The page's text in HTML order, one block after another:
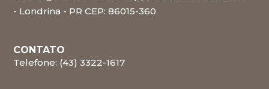
- Londrina - PR CEP: 86015-360
CONTATO
Telefone: (43) 3322-1617